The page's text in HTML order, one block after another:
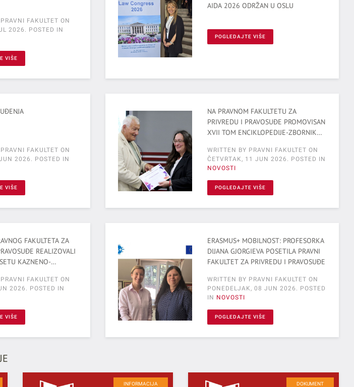
FAKULTET ON
2026 . POSTED IN
VIŠE
AIDA 2026 ODRŽAN U OSLU
POGLEDAJTE VIŠE
FAKULTET ON
2026 . POSTED IN
VIŠE
NA PRAVNOM FAKULTETU ZA
PRIVREDU I PRAVOSUĐE PROMOVISAN
XVII TOM ENCIKLOPEDIJE-ZBORNIKA
WRITTEN BY PRAVNI FAKULTET ON
ČETVRTAK, 11 JUN 2026 . POSTED IN
NOVOSTI
POGLEDAJTE VIŠE
FAKULTETA ZA
REALIZOVALI
KAZNENO-
FAKULTET ON
2026 . POSTED IN
VIŠE
ERASMUS+ MOBILNOST: PROFESORKA
DIJANA GJORGIEVA POSETILA PRAVNI
FAKULTET ZA PRIVREDU I PRAVOSUĐE
WRITTEN BY PRAVNI FAKULTET ON
PONEDELJAK, 08 JUN 2026 . POSTED
IN NOVOSTI
POGLEDAJTE VIŠE
INFORMACIJA DOKUMENT